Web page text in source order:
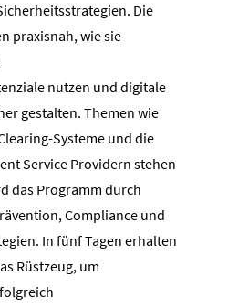
Die
praxisnah, wie sie
nutzen und digitale
gestalten. Themen wie
Systeme und die
Service Providern stehen
das Programm durch
Compliance und
In fünf Tagen erhalten
Rüstzeug, um